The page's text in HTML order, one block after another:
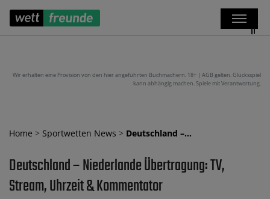
Wir erhalten eine Provision von den hier angeführten Buchmachern. 18+ | AGB gelten. Glücksspiel
kann abhängig machen. Spiele mit Verantwortung.
Home > Sportwetten News > Deutschland –…
Deutschland – Niederlande Übertragung: TV,
Stream, Uhrzeit & Kommentator